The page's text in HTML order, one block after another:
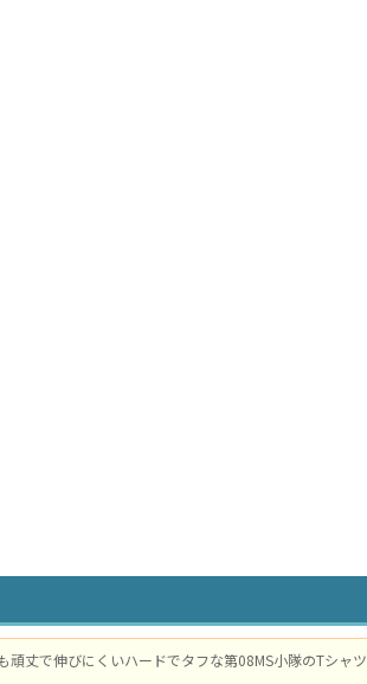
頑丈で伸びにくいハードでタフな第08MS小隊のTシャツ